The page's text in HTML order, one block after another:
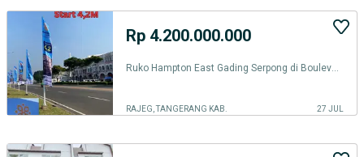
Rp 4.200.000.000
RAJEG, TANGERANG KAB. 27 JUL